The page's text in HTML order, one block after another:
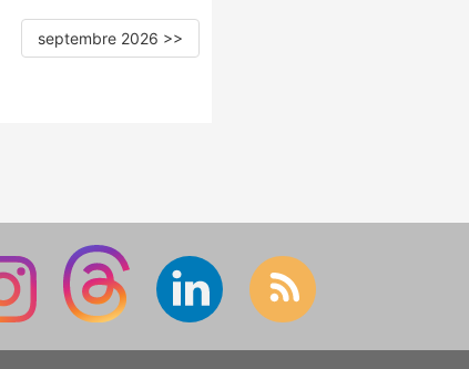
septembre 2026 >>